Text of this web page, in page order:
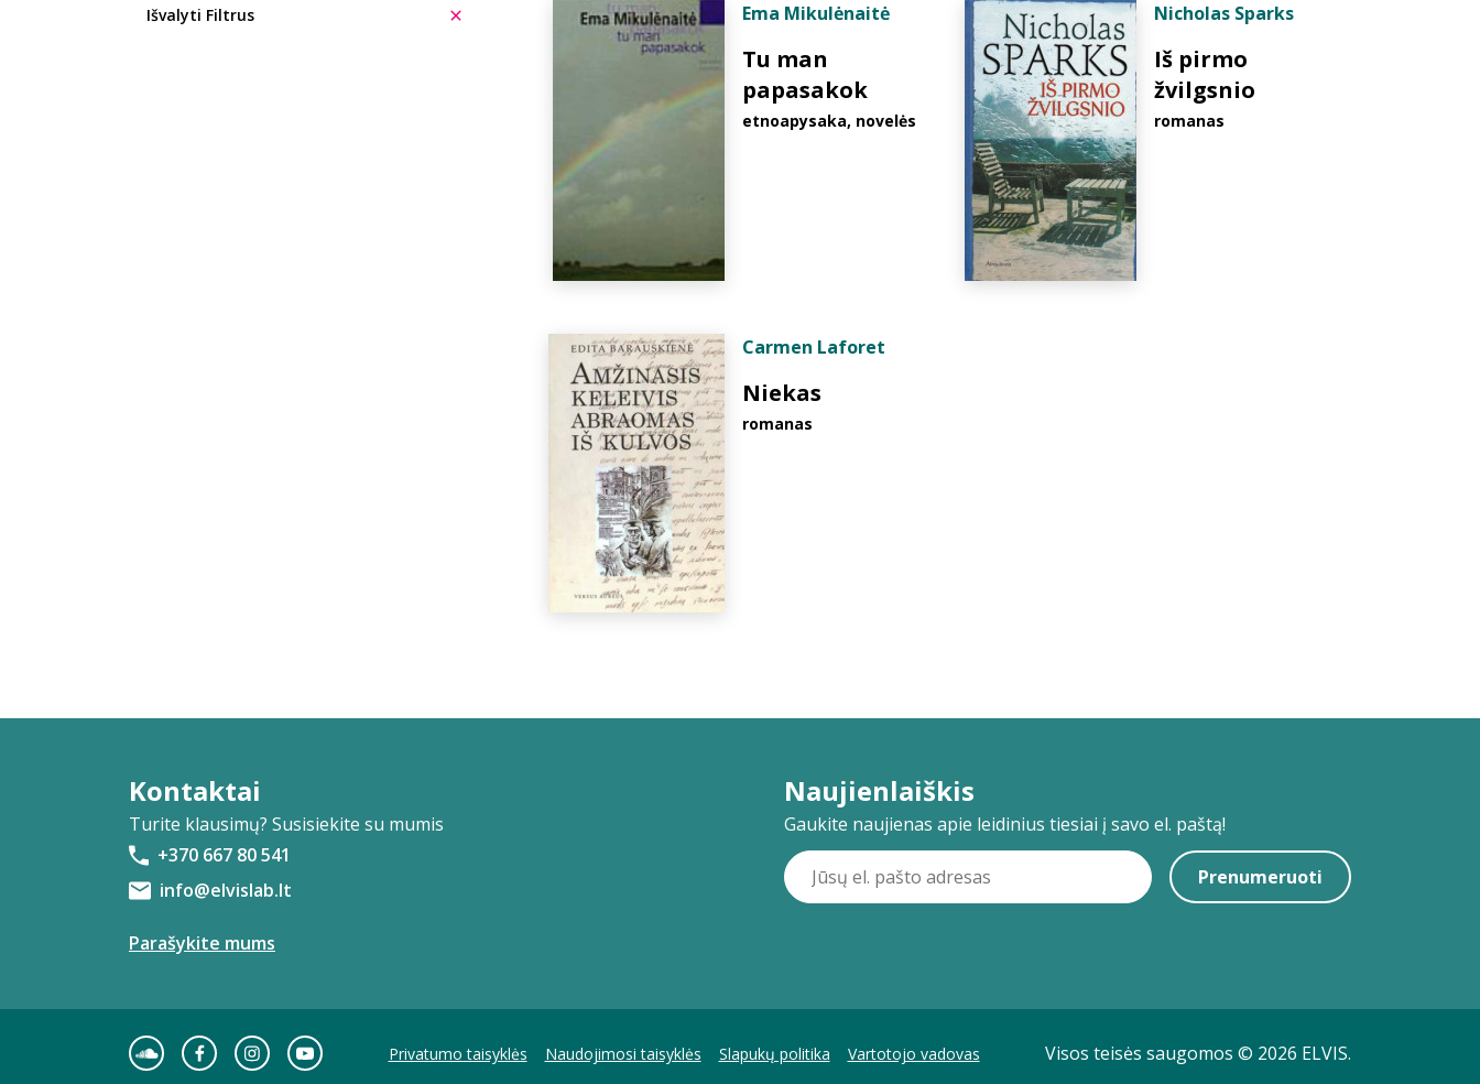
Išvalyti Filtrus Ema Mikulėnaitė
Tu man
papasakok
etnoapysaka, novelės
Nicholas Sparks
Iš pirmo
žvilgsnio
romanas
Carmen Laforet
Niekas
romanas
Kontaktai
Turite klausimų? Susisiekite su mumis
+370 667 80 541
info@elvislab.lt
Parašykite mums
Naujienlaiškis
Gaukite naujienas apie leidinius tiesiai į savo el. paštą!
Prenumeruoti
Visos teisės saugomos © 2026 ELVIS.
Privatumo taisyklės Naudojimosi taisyklės Slapukų politika Vartotojo vadovas